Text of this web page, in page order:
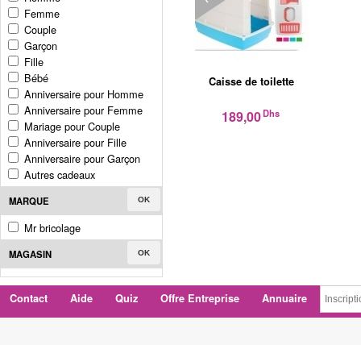
Femme
Couple
Garçon
Fille
Bébé
Anniversaire pour Homme
Anniversaire pour Femme
Mariage pour Couple
Anniversaire pour Fille
Anniversaire pour Garçon
Autres cadeaux
MARQUE OK
Mr bricolage
MAGASIN OK
Caisse de toilette
189,00Dhs
Contact Aide Quiz Offre Entreprise Annuaire